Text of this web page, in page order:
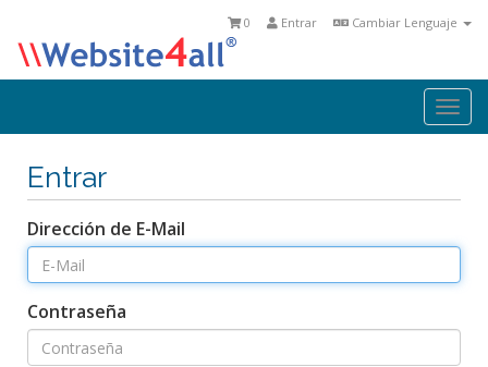
Cambiar Lenguaje
Entrar
0
Entrar
Dirección de E-Mail
Contraseña